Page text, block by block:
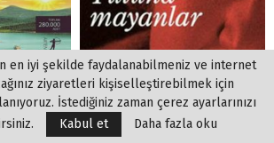
en iyi şekilde faydalanabilmeniz ve internet
ziyaretleri kişiselleştirebilmek için
İstediğiniz zaman çerez ayarlarınızı
Kabul et Daha fazla oku